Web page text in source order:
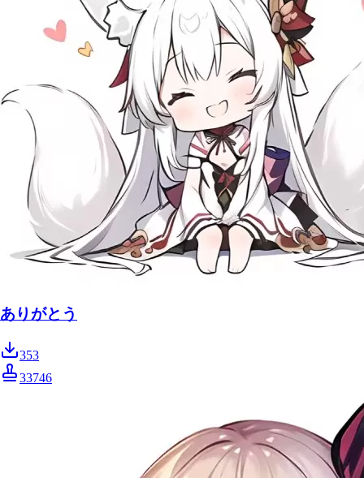
ありがとう
353
33746